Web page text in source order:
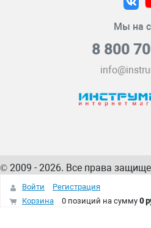
Мы на
8 800
© 2009 - 2026. Все права
информация на сайте –
интернет-магазина
Войти
Регистрация
Корзина
0 позиций на сумму 0